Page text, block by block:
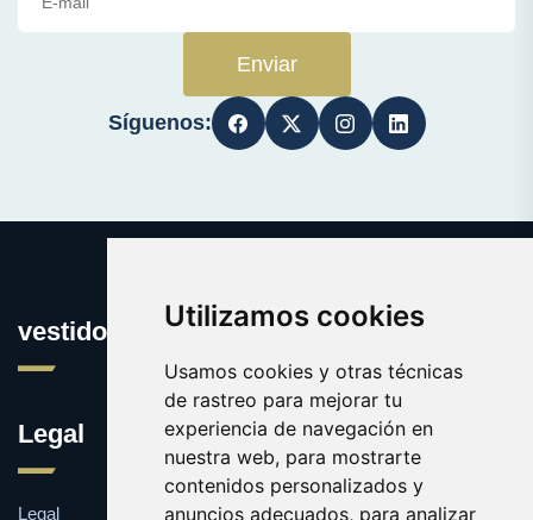
Utilizamos cookies
Usamos cookies y otras técnicas
de rastreo para mejorar tu
experiencia de navegación en
nuestra web, para mostrarte
contenidos personalizados y
anuncios adecuados, para analizar
Enviar
Síguenos:
vestidosmujeres.com
Legal
Legal